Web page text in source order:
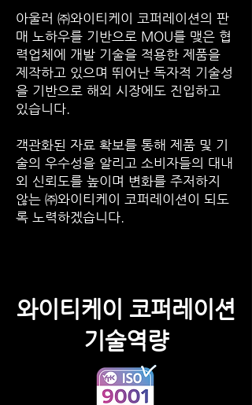
아울러 ㈜와이티케이 코퍼레이션의 판
매 노하우를 기반으로 MOU를 맺은 협
력업체에 개발 기술을 적용한 제품을
제작하고 있으며 뛰어난 독자적 기술성
을 기반으로 해외 시장에도 진입하고
있습니다.
객관화된 자료 확보를 통해 제품 및 기
술의 우수성을 알리고 소비자들의 대내
외 신뢰도를 높이며 변화를 주저하지
않는 ㈜와이티케이 코퍼레이션이 되도
록 노력하겠습니다.
와이티케이 코퍼레이션
기술역량